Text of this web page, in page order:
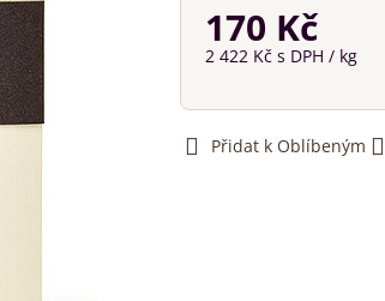
170 Kč
2 422 Kč s DPH / kg
Přidat k Oblíbeným